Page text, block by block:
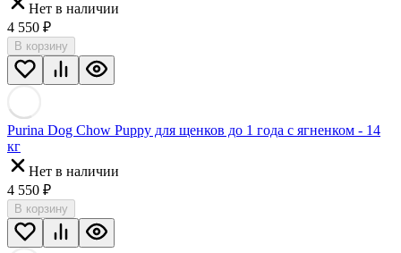
Нет в наличии
4 550 ₽
В корзину
Purina Dog Chow Puppy для щенков до 1 года с ягненком - 14
кг
Нет в наличии
4 550 ₽
В корзину